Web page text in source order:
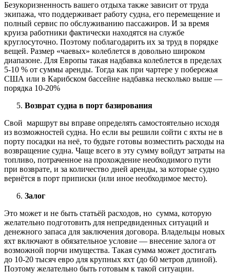
Безукоризненность вашего отдыха также зависит от труда
экипажа, что поддерживает работу судна, его перемещение и
полный сервис по обслуживанию пассажиров. И за время
круиза работники фактически находятся на службе
круглосуточно. Поэтому поблагодарить их за труд в порядке
вещей. Размер «чаевых» колеблется в довольно широком
диапазоне. Для Европы такая надбавка колеблется в пределах
5-10 % от суммы аренды. Тогда как при чартере у побережья
США или в Карибском бассейне надбавка несколько выше —
порядка 10-20%
Возврат судна в порт базирования
Свой маршрут вы вправе определять самостоятельно исходя
из возможностей судна. Но если вы решили сойти с яхты не в
порту посадки на неё, то будьте готовы возместить расходы на
возвращение судна. Чаще всего в эту сумму войдут затраты на
топливо, потраченное на прохождение необходимого пути
при возврате, и за количество дней аренды, за которые судно
вернётся в порт приписки (или иное необходимое место).
Залог
Это может и не быть статьёй расходов, но сумма, которую
желательно подготовить для непредвиденных ситуаций и
денежного запаса для заключения договора. Владельцы новых
яхт включают в обязательное условие — внесение залога от
возможной порчи имущества. Такая сумма может достигать
до 10-20 тысяч евро для крупных яхт (до 60 метров длиной).
Поэтому желательно быть готовым к такой ситуации.